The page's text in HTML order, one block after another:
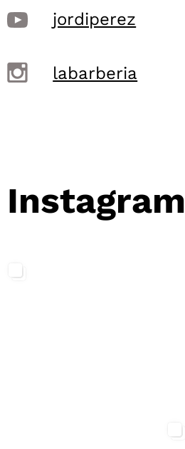
jordiperez
labarberia
Instagram